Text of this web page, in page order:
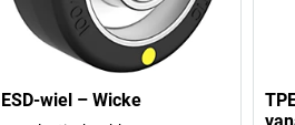
ESD-wiel – Wicke